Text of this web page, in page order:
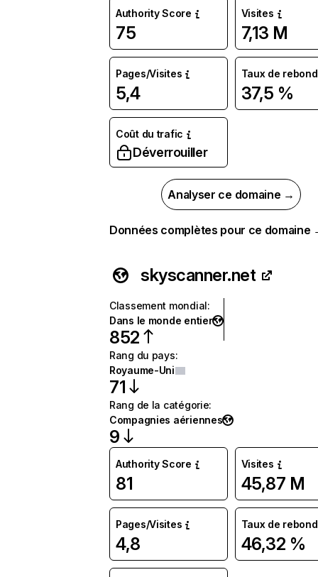
Authority Score
75
Visites
7,13 M
Pages/Visites
5,4
Taux de rebond
37,5 %
Coût du trafic
Déverrouiller
Analyser ce domaine →
Données complètes pour ce domaine
skyscanner.net
Classement mondial:
Dans le monde entier
852
Rang du pays:
Royaume-Uni
71
Rang de la catégorie:
Compagnies aériennes
9
Authority Score
81
Visites
45,87 M
Pages/Visites
4,8
Taux de rebond
46,32 %